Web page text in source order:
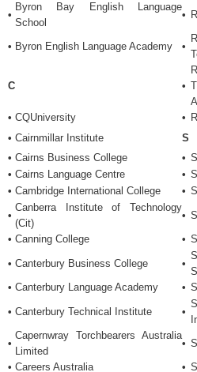
•
Byron Bay English Language
School
•
• Byron English Language Academy •
C •
• CQUniversity •
• Cairnmillar Institute
S
• Cairns Business College •
• Cairns Language Centre •
• Cambridge International College •
•
Canberra Institute of Technology
(Cit)
•
• Canning College •
• Canterbury Business College •
• Canterbury Language Academy •
• Canterbury Technical Institute •
•
Capernwray Torchbearers Australia
Limited
•
• Careers Australia •